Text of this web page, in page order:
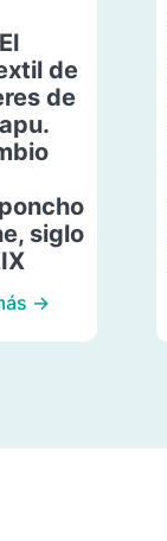
de
de
siglo
→